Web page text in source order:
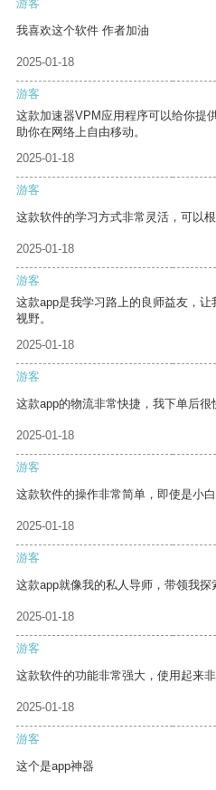
游客
我喜欢这个软件 作者加油
2025-01-18
游客
这款加速器VPM应用程序可以给你提
助你在网络上自由移动。
2025-01-18
游客
这款软件的学习方式非常灵活，可以
2025-01-18
游客
这款app是我学习路上的良师益友，
视野。
2025-01-18
游客
这款app的物流非常快捷，我下单后很
2025-01-18
游客
这款软件的操作非常简单，即使是小白
2025-01-18
游客
这款app就像我的私人导师，带领我探
2025-01-18
游客
这款软件的功能非常强大，使用起来非
2025-01-18
游客
这个是app神器